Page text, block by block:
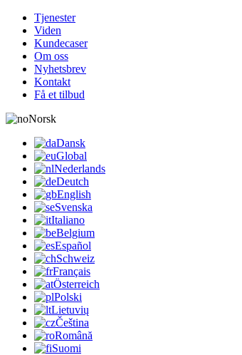
Tjenester
Viden
Kundecaser
Om oss
Nyhetsbrev
Kontakt
Få et tilbud
Norsk
Dansk
Global
Nederlands
Deutch
English
Svenska
Italiano
Belgium
Español
Schweiz
Français
Österreich
Polski
Lietuvių
Čeština
Română
Suomi